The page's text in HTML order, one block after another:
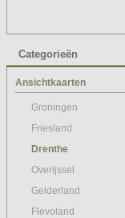
Categorieën
Ansichtkaarten
Groningen
Friesland
Drenthe
Overijssel
Gelderland
Flevoland